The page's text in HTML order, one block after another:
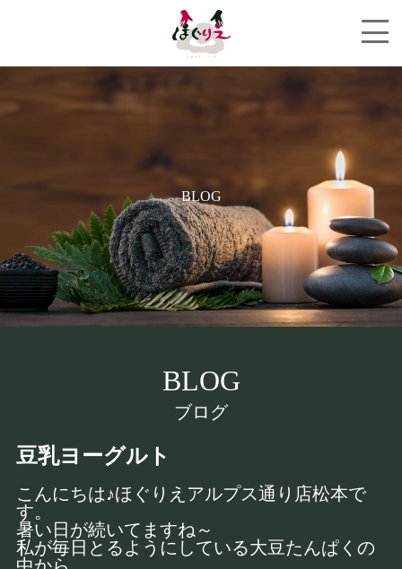
BLOG
BLOG
ブログ
豆乳ヨーグルト
こんにちは♪ほぐりえアルプス通り店松本で
す。
暑い日が続いてますね～
私が毎日とるようにしている大豆たんぱくの
中から、